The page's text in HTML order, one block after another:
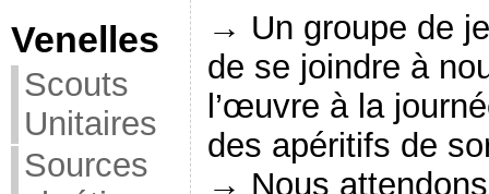
Venelles
Scouts
Unitaires
Sources
→ Un groupe de
de se joindre à
l’œuvre à la
des apéritifs de
→ Nous